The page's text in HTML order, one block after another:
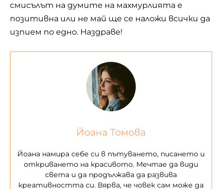
смисълът на думите на махмурлията е
позитивна или не май ще се наложи всички да
изпием по едно. Наздраве!
Йоана Томова
Йоана намира себе си в пътуването, писането и
откриването на красивото. Мечтае да види
света и да продължава да развива
креативността си. Вярва, че човек сам може да